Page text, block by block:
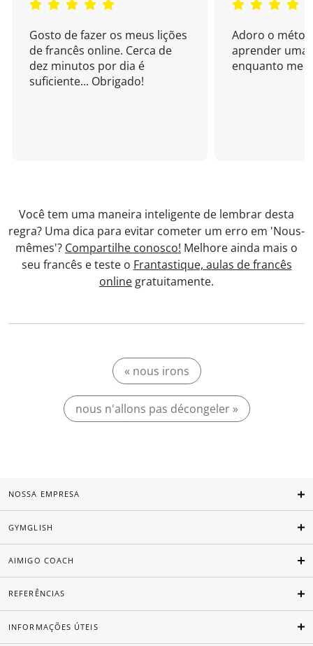
Gosto de fazer os meus lições
de francês online. Cerca de
dez minutos por dia é
suficiente... Obrigado!
Adoro o
aprender uma
enquanto me
Você tem uma maneira inteligente de lembrar desta
regra? Uma dica para evitar cometer um erro em 'Nous-
mêmes'? Compartilhe conosco! Melhore ainda mais o
seu francês e teste o Frantastique, aulas de francês
online gratuitamente.
« nous irons
nous n'allons pas décongeler »
NOSSA EMPRESA
GYMGLISH
AIMIGO COACH
REFERÊNCIAS
INFORMAÇÕES ÚTEIS